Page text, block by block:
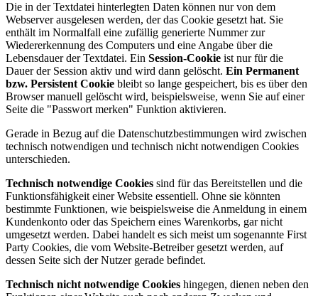
Die in der Textdatei hinterlegten Daten können nur von dem
Webserver ausgelesen werden, der das Cookie gesetzt hat. Sie
enthält im Normalfall eine zufällig generierte Nummer zur
Wiedererkennung des Computers und eine Angabe über die
Lebensdauer der Textdatei. Ein Session-Cookie ist nur für die
Dauer der Session aktiv und wird dann gelöscht. Ein Permanent
bzw. Persistent Cookie bleibt so lange gespeichert, bis es über den
Browser manuell gelöscht wird, beispielsweise, wenn Sie auf einer
Seite die "Passwort merken" Funktion aktivieren.
Gerade in Bezug auf die Datenschutzbestimmungen wird zwischen
technisch notwendigen und technisch nicht notwendigen Cookies
unterschieden.
Technisch notwendige Cookies sind für das Bereitstellen und die
Funktionsfähigkeit einer Website essentiell. Ohne sie könnten
bestimmte Funktionen, wie beispielsweise die Anmeldung in einem
Kundenkonto oder das Speichern eines Warenkorbs, gar nicht
umgesetzt werden. Dabei handelt es sich meist um sogenannte First
Party Cookies, die vom Website-Betreiber gesetzt werden, auf
dessen Seite sich der Nutzer gerade befindet.
Technisch nicht notwendige Cookies hingegen, dienen neben den